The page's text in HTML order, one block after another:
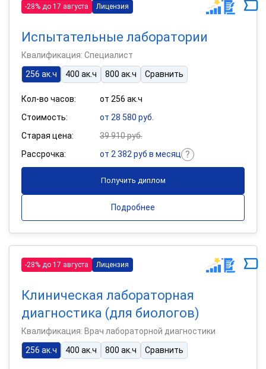
-28% до 17 августа Лицензия
Испытательные лаборатории
Квалификация: Специалист
256 ак.ч
400 ак.ч 800 ак.ч Сравнить
Кол-во часов:
от 256 ак.ч
Стоимость:
от 28 580 руб.
Старая цена:
39 910 руб.
Рассрочка:
от 2 382 руб в месяц
Получить диплом
Подробнее
-28% до 17 августа Лицензия
Клиническая лабораторная
диагностика (для биологов)
Квалификация: Врач лабораторной диагностики
256 ак.ч
400 ак.ч 800 ак.ч Сравнить